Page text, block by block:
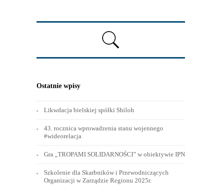
Ostatnie wpisy
Likwdacja bielskiej spółki Shiloh
43. rocznica wprowadzenia stanu wojennego
#wideorelacja
Gra „TROPAMI SOLIDARNOŚCI” w obiektywie IPN
Szkolenie dla Skarbników i Przewodniczących
Organizacji w Zarządzie Regionu 2025r.